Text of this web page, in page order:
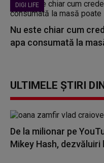
DIGI LIFE
Nu este chiar cum
apa consumată la
ULTIMELE ȘTIRI
De la milionar pe
Mikey Hash, dezvăluiri